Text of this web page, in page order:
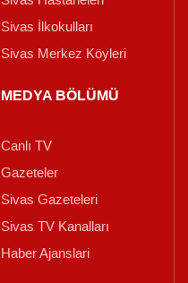
Sivas İlkokulları
Sivas Merkez Köyleri
MEDYA BÖLÜMÜ
Canlı TV
Gazeteler
Sivas Gazeteleri
Sivas TV Kanalları
Haber Ajanslari